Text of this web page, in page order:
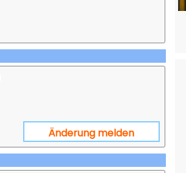
Änderung melden